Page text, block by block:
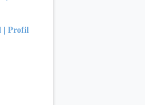
| Profil